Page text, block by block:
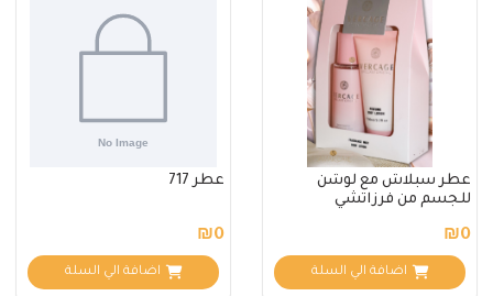
عطر سبلاش مع لوشن
للجسم من فرزاتشي
₪0
اضافة الي السلة
عطر 717
₪0
اضافة الي السلة